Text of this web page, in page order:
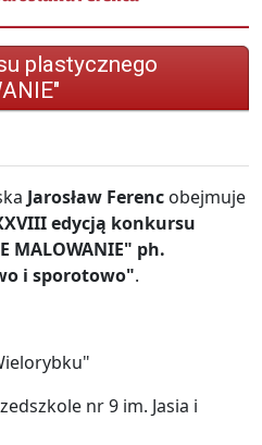
plastycznego
Jarosław Ferenc obejmuje
edycją konkursu
MALOWANIE" ph.
i sporotowo".
nr 9 im. Jasia i